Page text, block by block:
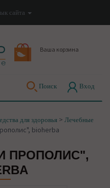
сайта
Ваша корзина
Поиск Вход
для здоровья > Лечебные
bioherba
ПРОПОЛИС",